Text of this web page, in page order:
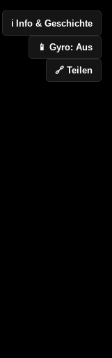
ℹ️ Info & Geschichte
📱 Gyro: Aus
🔗 Teilen